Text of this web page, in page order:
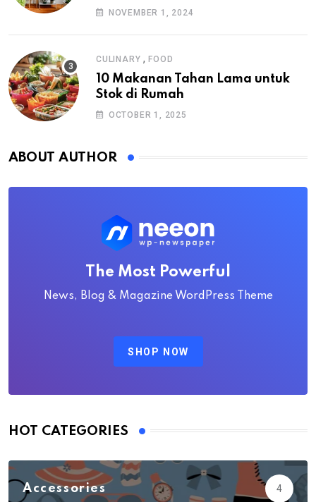
Rumah
NOVEMBER 1, 2024
CULINARY ,FOOD
10 Makanan Tahan Lama untuk
Stok di Rumah
OCTOBER 1, 2025
ABOUT AUTHOR
The Most Powerful
News, Blog & Magazine WordPress Theme
SHOP NOW
HOT CATEGORIES
Accessories 4